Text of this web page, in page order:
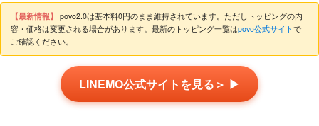
【最新情報】 povo2.0は基本料0円のまま維持されています。ただしトッピングの内
容・価格は変更される場合があります。最新のトッピング一覧はpovo公式サイトで
ご確認ください。
LINEMO公式サイトを見る＞ ▶